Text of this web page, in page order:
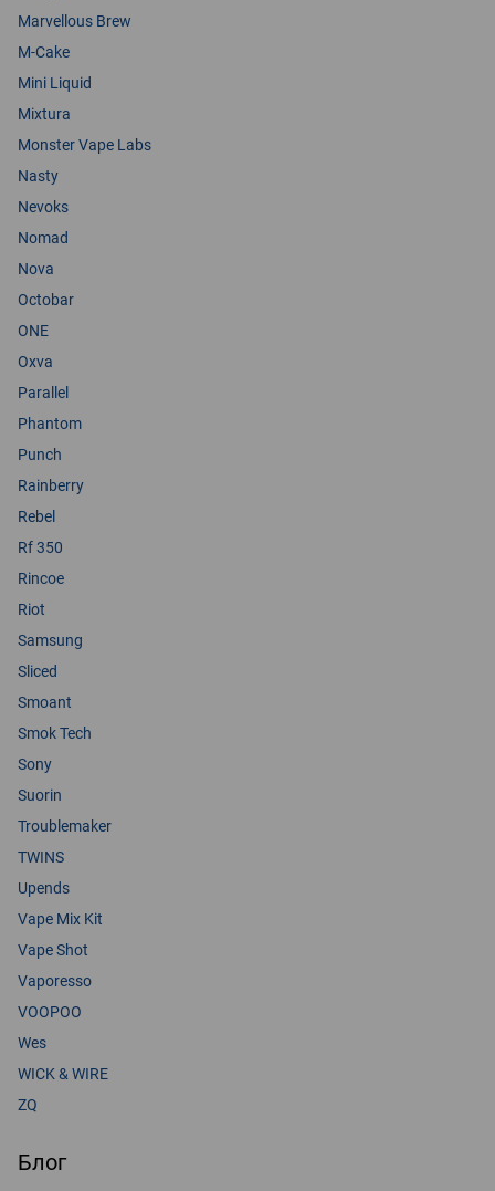
Marvellous Brew
M-Cake
Mini Liquid
Mixtura
Monster Vape Labs
Nasty
Nevoks
Nomad
Nova
Octobar
ONE
Oxva
Parallel
Phantom
Punch
Rainberry
Rebel
Rf 350
Rincoe
Riot
Samsung
Sliced
Smoant
Smok Tech
Sony
Suorin
Troublemaker
TWINS
Upends
Vape Mix Kit
Vape Shot
Vaporesso
VOOPOO
Wes
WICK & WIRE
ZQ
Блог